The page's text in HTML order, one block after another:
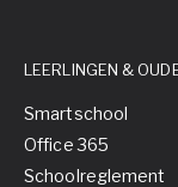
LEERLINGEN &
Smartschool
Office 365
Schoolreglement